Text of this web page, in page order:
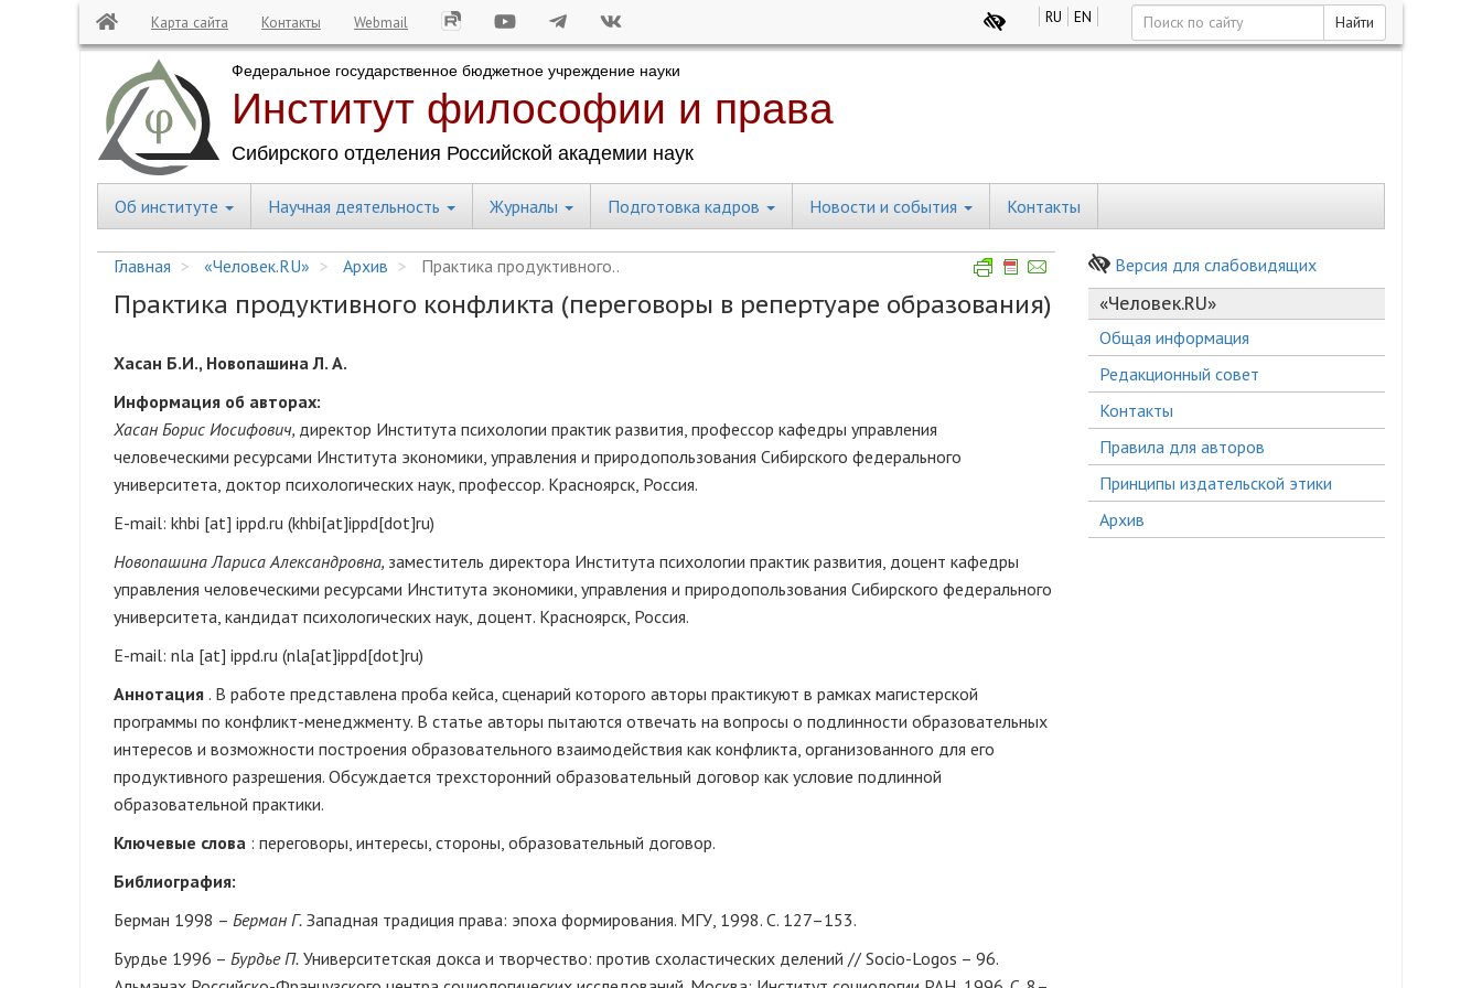
Карта сайта Контакты Webmail RU EN Найти
Central
Об институте Научная деятельность Журналы Подготовка кадров Новости и события Контакты
Главная «Человек.RU» Архив Практика продуктивного..
Практика продуктивного конфликта (переговоры в репертуаре образования)
Хасан Б.И., Новопашина Л. А.
Информация об авторах:
Хасан Борис Иосифович, директор Института психологии практик развития, профессор кафедры управления
человеческими ресурсами Института экономики, управления и природопользования Сибирского федерального
университета, доктор психологических наук, профессор. Красноярск, Россия.
E-mail: khbi [at] ippd.ru (khbi[at]ippd[dot]ru)
Новопашина Лариса Александровна, заместитель директора Института психологии практик развития, доцент кафедры
управления человеческими ресурсами Института экономики, управления и природопользования Сибирского федерального
университета, кандидат психологических наук, доцент. Красноярск, Россия.
E-mail: nla [at] ippd.ru (nla[at]ippd[dot]ru)
Аннотация . В работе представлена проба кейса, сценарий которого авторы практикуют в рамках магистерской
программы по конфликт-менеджменту. В статье авторы пытаются отвечать на вопросы о подлинности образовательных
интересов и возможности построения образовательного взаимодействия как конфликта, организованного для его
продуктивного разрешения. Обсуждается трехсторонний образовательный договор как условие подлинной
образовательной практики.
Ключевые слова : переговоры, интересы, стороны, образовательный договор.
Библиография:
Берман 1998 – Берман Г. Западная традиция права: эпоха формирования. МГУ, 1998. С. 127–153.
Бурдье 1996 – Бурдье П. Университетская докса и творчество: против схоластических делений // Socio-Logos – 96.
Версия для слабовидящих
«Человек.RU»
Общая информация
Редакционный совет
Контакты
Правила для авторов
Принципы издательской этики
Архив